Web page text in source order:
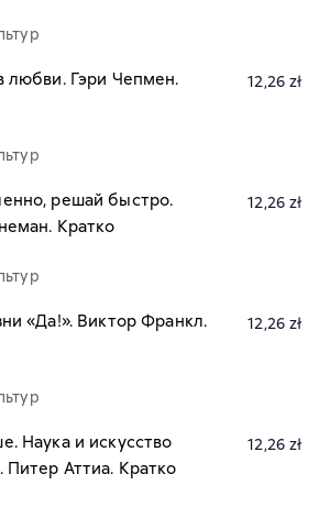
любви. Гэри Чепмен.
12,26 zł
решай быстро.
Кратко
12,26 zł
«Да!». Виктор Франкл.
12,26 zł
Наука и искусство
Питер Аттиа. Кратко
12,26 zł